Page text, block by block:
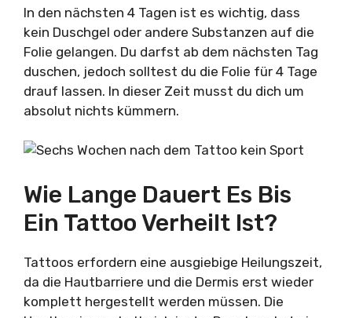
In den nächsten 4 Tagen ist es wichtig, dass
kein Duschgel oder andere Substanzen auf die
Folie gelangen. Du darfst ab dem nächsten Tag
duschen, jedoch solltest du die Folie für 4 Tage
drauf lassen. In dieser Zeit musst du dich um
absolut nichts kümmern.
Wie Lange Dauert Es Bis
Ein Tattoo Verheilt Ist?
Tattoos erfordern eine ausgiebige Heilungszeit,
da die Hautbarriere und die Dermis erst wieder
komplett hergestellt werden müssen. Die